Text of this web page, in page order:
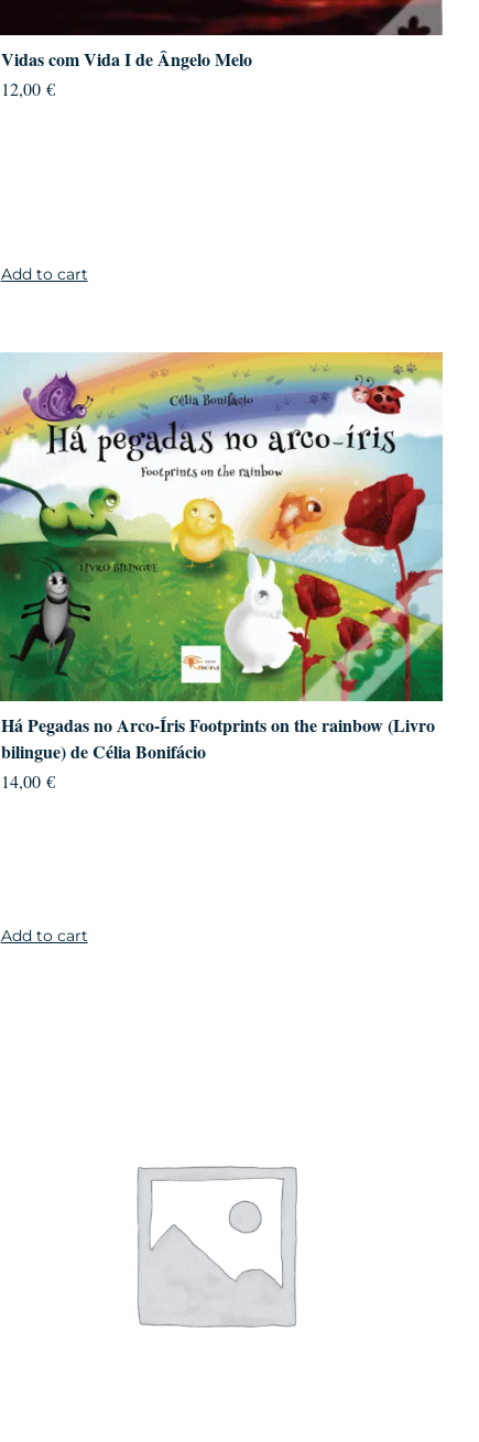
Vidas com Vida I de Ângelo Melo
12,00 €
Add to cart
Há Pegadas no Arco-Íris Footprints on the rainbow (Livro
bilingue) de Célia Bonifácio
14,00 €
Add to cart